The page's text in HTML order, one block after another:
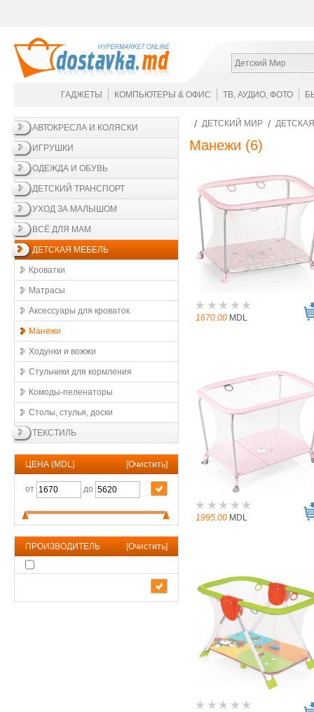
Детский Мир
ГАДЖЕТЫ КОМПЬЮТЕРЫ & ОФИС ТВ, АУДИО, ФОТО
АВТОКРЕСЛА И КОЛЯСКИ
ИГРУШКИ
ОДЕЖДА И ОБУВЬ
ДЕТСКИЙ ТРАНСПОРТ
УХОД ЗА МАЛЫШОМ
ВСЁ ДЛЯ МАМ
ДЕТСКАЯ МЕБЕЛЬ
Кроватки
Матрасы
Аксессуары для кроваток
Манежи
Ходунки и вожжи
Стульчики для кормления
Комоды-пеленаторы
Столы, стулья, доски
ТЕКСТИЛЬ
ЦЕНА (MDL) [Очистить]
от до
ПРОИЗВОДИТЕЛЬ [Очистить]
ДЕТСКИЙ МИР
Манежи (6)
1670.00 MDL
1995.00 MDL